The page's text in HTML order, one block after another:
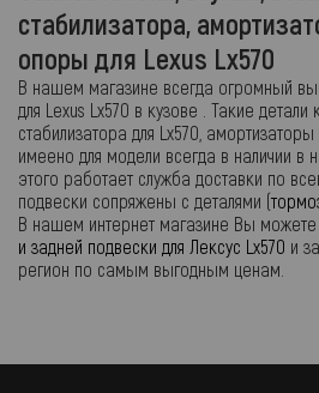
стабилизатора,
опоры для Lexus Lx570
В нашем магазине всегда огромный
для Lexus Lx570 в кузове . Такие детали
стабилизатора для Lx570,
имеено для модели всегда в наличии
этого работает служба доставки по
подвески сопряжены с деталями (
В нашем интернет магазине Вы можете
и задней подвески для Лексус Lx570 и
регион по самым выгодным ценам.